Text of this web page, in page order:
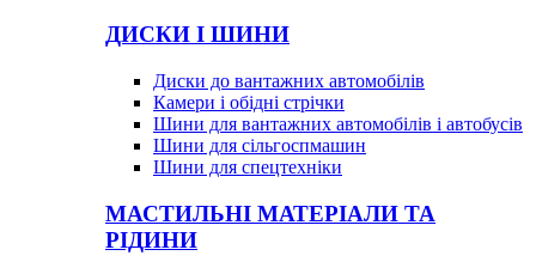
ДИСКИ І ШИНИ
Диски до вантажних автомобілів
Камери і обідні стрічки
Шини для вантажних автомобілів і автобусів
Шини для сільгоспмашин
Шини для спецтехніки
МАСТИЛЬНІ МАТЕРІАЛИ ТА
РІДИНИ